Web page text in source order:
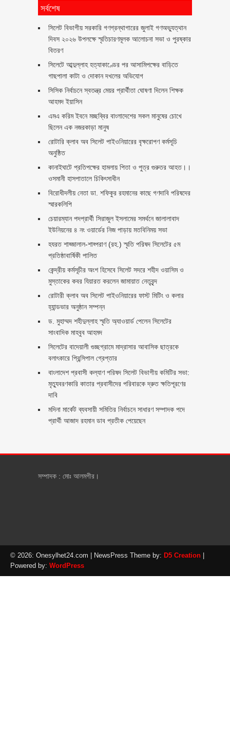
সর্বশেষ
সিলেট বিভাগীয় সরকারি গণগ্রন্থাগারের জুলাই গণঅভ্যুত্থান
দিবস ২০২৬ উপলক্ষে স্মৃতিচারণমূলক আলোচনা সভা ও পুরষ্কার
বিতরণ ‎ ‎
সিলেটে আব্দুল্লাহ হত্যাকাণ্ডের পর আসামিপক্ষের বাড়িতে
গাছপালা কাটা ও দোকান দখলের অভিযোগ
সিসিক নির্বাচনে স্বতন্ত্র মেয়র প্রার্থীতা ঘোষণা দিলেন শিক্ষক
আহমদ ইয়াসিন
এমএ করিম ইবনে মচ্ছব্বির বাংলাদেশের সকল মানুষের চোখে
ছিলেন এক নজরকাড়া মানুষ ‎
রোটারি ক্লাব অব সিলেট পাইওনিয়ারের বৃক্ষরোপণ কর্মসূচি
অনুষ্ঠিত
কানাইঘাটে প্রতিপক্ষের হামলায় পিতা ও পুত্র গুরুতর আহত।।
ওসমানী হাসপাতালে চিকিৎসাধীন
বিরোধীদলীয় নেতা ডা. শফিকুর রহমানের কাছে গণদাবি পরিষদের
স্মারকলিপি ‎
চেয়ারম্যান পদপ্রার্থী সিরাজুল ইসলামের সমর্থনে জালালাবাদ
ইউনিয়নের ৪ নং ওয়ার্ডের নিজ পাড়ায় মতবিনিময় সভা
হযরত শাহ্জালাল-শাহ্পরাণ (রহ.) স্মৃতি পরিষদ সিলেটের ৫ম
প্রতিষ্ঠাবার্ষিকী পালিত ‎​
কেন্দ্রীয় কর্মসূচীর অংশ হিসেবে সিলেট সদরে শহীদ ওয়াসিম ও
মুস্তাকের কবর যিয়ারত করলেন জামায়াত নেতৃবৃন্দ ‎
রোটারী ক্লাব অব সিলেট পাইওনিয়ারের ফাস্ট মিটিং ও কলার
হ্যান্ডভার অনুষ্ঠান সম্পন্ন
ড. মুহাম্মদ শহীদুল্লাহ স্মৃতি অ্যাওয়ার্ড পেলেন সিলেটের
সাংবাদিক মাহবুব আহমদ
সিলেটের বাদেয়ালী গুচ্ছগ্রামে মাদ্রাসার আবাসিক ছাত্রকে
বলাৎকারে প্রিন্সিপাল গ্রেপ্তার ‎
বাংলাদেশ প্রবাসী কল্যাণ পরিষদ সিলেট বিভাগীয় কমিটির সভা:
মৃত্যুবরণকারি কাতার প্রবাসীদের পরিবারকে দ্রুত ক্ষতিপূরণের
দাবি
মদিনা মার্কেট ব্যবসায়ী সমিতির নির্বাচনে সাধারণ সম্পাদক পদে
প্রার্থী আজাদ রহমান ডাব প্রতীক পেয়েছেন ‎
সম্পাদক : মোঃ আলমগীর।
© 2026: Onesylhet24.com | NewsPress Theme by: D5 Creation
Powered by: WordPress